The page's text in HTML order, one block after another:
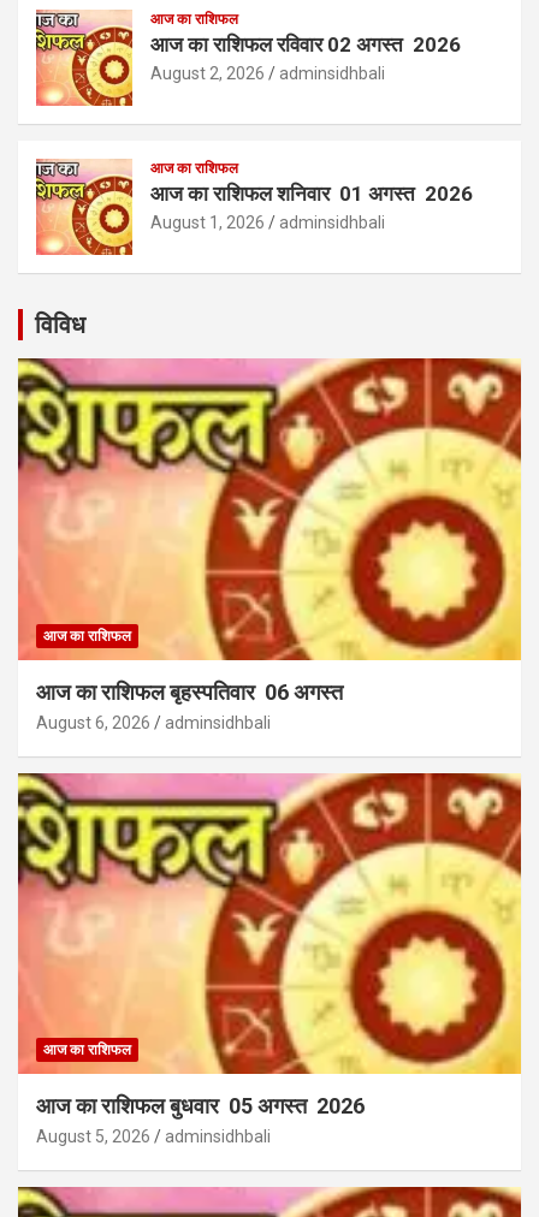
आज का राशिफल
आज का राशिफल रविवार 02 अगस्त 2026
August 2, 2026 adminsidhbali
आज का राशिफल
आज का राशिफल शनिवार 01 अगस्त 2026
August 1, 2026 adminsidhbali
विविध
आज का राशिफल
आज का राशिफल बृहस्पतिवार 06 अगस्त
August 6, 2026 adminsidhbali
आज का राशिफल
आज का राशिफल बुधवार 05 अगस्त 2026
August 5, 2026 adminsidhbali